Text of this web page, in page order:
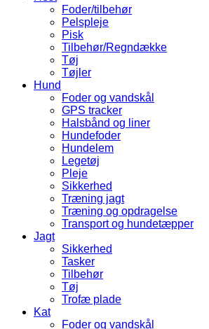
Foder/tilbehør
Pelspleje
Pisk
Tilbehør/Regndække
Tøj
Tøjler
Hund
Foder og vandskål
GPS tracker
Halsbånd og liner
Hundefoder
Hundelem
Legetøj
Pleje
Sikkerhed
Træning jagt
Træning og opdragelse
Transport og hundetæpper
Jagt
Sikkerhed
Tasker
Tilbehør
Tøj
Trofæ plade
Kat
Foder og vandskål